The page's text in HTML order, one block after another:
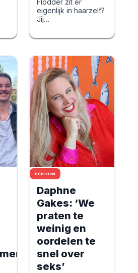
eigenlijk in haarzelf?
Jij…
interview
Daphne
Gakes: ‘We
praten te
weinig en
oordelen te
snel over
seks’